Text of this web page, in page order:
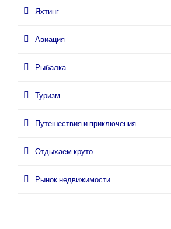
Яхтинг
Авиация
Рыбалка
Туризм
Путешествия и приключения
Отдыхаем круто
Рынок недвижимости